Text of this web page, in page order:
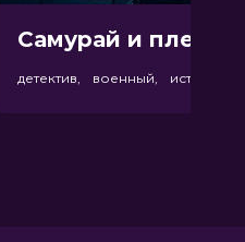
Самурай и
детектив, военный, история